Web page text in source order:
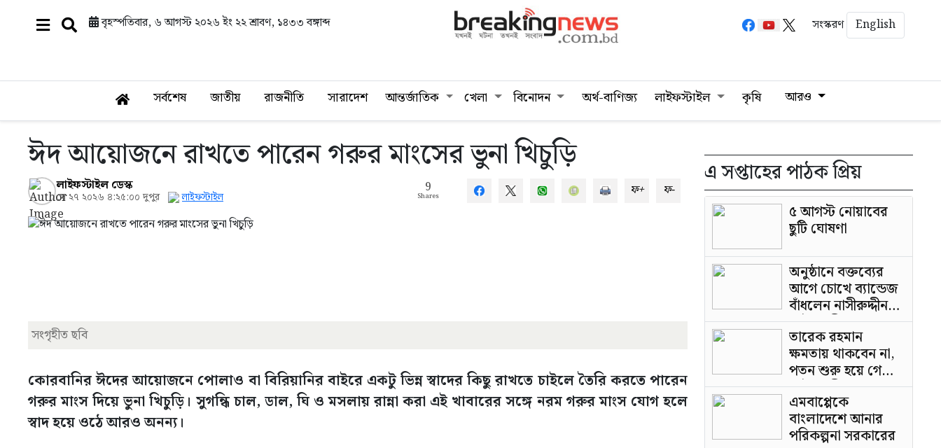
বৃহস্পতিবার, ৬ আগস্ট ২০২৬ ইং ২২ শ্রাবণ, ১৪৩৩ বঙ্গাব্দ সংস্করণ English
সর্বশেষ জাতীয় রাজনীতি সারাদেশ আন্তর্জাতিক খেলা বিনোদন অর্থ-বাণিজ্য লাইফস্টাইল কৃষি আরও
ঈদ আয়োজনে রাখতে পারেন গরুর মাংসের ভুনা খিচুড়ি
লাইফস্টাইল ডেস্ক
মে ২৭ ২০২৬ ৪:২৫:০০ দুপুর লাইফস্টাইল
9
Shares ফ+ ফ-
সংগৃহীত ছবি
কোরবানির ঈদের আয়োজনে পোলাও বা বিরিয়ানির বাইরে একটু ভিন্ন স্বাদের কিছু রাখতে চাইলে তৈরি করতে পারেন
গরুর মাংস দিয়ে ভুনা খিচুড়ি। সুগন্ধি চাল, ডাল, ঘি ও মসলায় রান্না করা এই খাবারের সঙ্গে নরম গরুর মাংস যোগ হলে
স্বাদ হয়ে ওঠে আরও অনন্য।
এ সপ্তাহের পাঠক প্রিয়
৫ আগস্ট নোয়াবের
ছুটি ঘোষণা
অনুষ্ঠানে বক্তব্যের
আগে চোখে ব্যান্ডেজ
বাঁধলেন নাসীরুদ্দীন
পাটওয়ারী
তারেক রহমান
ক্ষমতায় থাকবেন না,
পতন শুরু হয়ে গেছে:
পাটওয়ারী
এমবাপ্পেকে
বাংলাদেশে আনার
পরিকল্পনা সরকারের